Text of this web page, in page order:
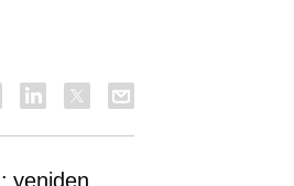
yeniden